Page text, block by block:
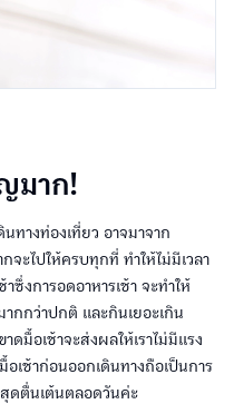
มาก!
นทางท่องเที่ยว อาจมาจาก
จะไปให้ครบทุกที่ ทำให้ไม่มีเวลา
าซึ่งการอดอาหารเช้า จะทำให้
ากกว่าปกติ และกินเยอะเกิน
ดมื้อเช้าจะส่งผลให้เราไม่มีแรง
เช้าก่อนออกเดินทางถือเป็นการ
ดตื่นเต้นตลอดวันค่ะ